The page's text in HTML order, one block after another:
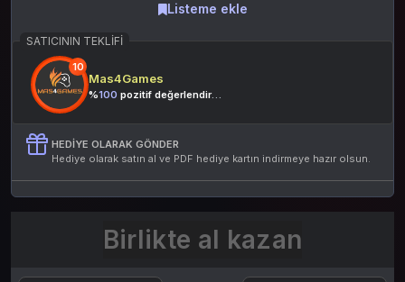
Listeme ekle
SATICININ TEKLIFI
10
Mas4Games
%100 pozitif değerlendirme
HEDIYE OLARAK GÖNDER
Hediye olarak satın al ve PDF hediye kartın indirmeye hazır olsun.
Birlikte al kazan